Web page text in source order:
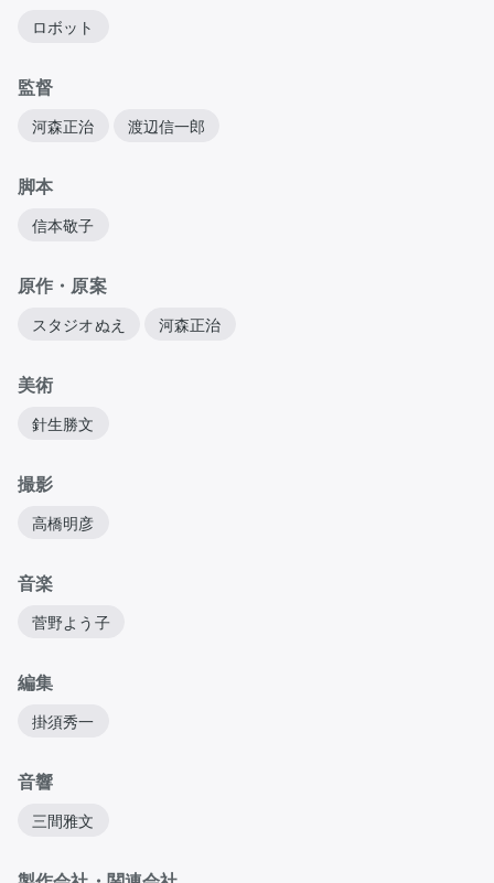
ロボット
監督
河森正治 渡辺信一郎
脚本
信本敬子
原作・原案
スタジオぬえ 河森正治
美術
針生勝文
撮影
高橋明彦
音楽
菅野よう子
編集
掛須秀一
音響
三間雅文